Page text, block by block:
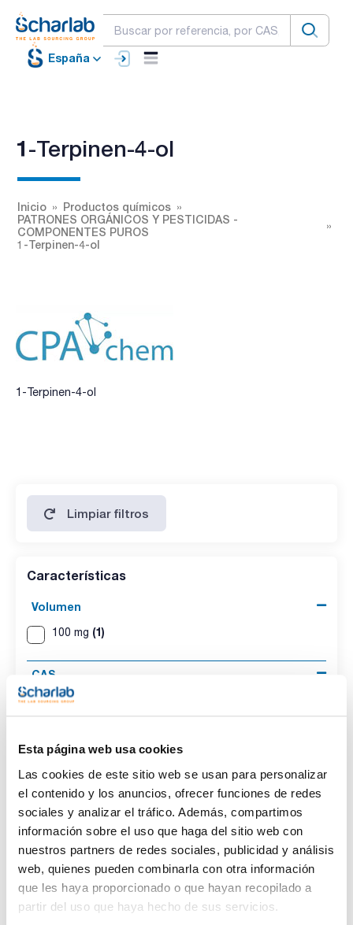
Esta página web usa cookies
Las cookies de este sitio web se usan para personalizar
el contenido y los anuncios, ofrecer funciones de redes
sociales y analizar el tráfico. Además, compartimos
información sobre el uso que haga del sitio web con
nuestros partners de redes sociales, publicidad y análisis
web, quienes pueden combinarla con otra información
que les haya proporcionado o que hayan recopilado a
partir del uso que haya hecho de sus servicios.
España
1-Terpinen-4-ol
Inicio
Productos químicos
PATRONES ORGÁNICOS Y PESTICIDAS -
COMPONENTES PUROS
1-Terpinen-4-ol
1-Terpinen-4-ol
Limpiar filtros
Características
Volumen
100 mg (1)
CAS
[562-74-3]
100 mg [562-74-3]
Referencia
SB26580100
Envase
x 100mg
Precio
Comprar
Disponibilidad
Ver stock